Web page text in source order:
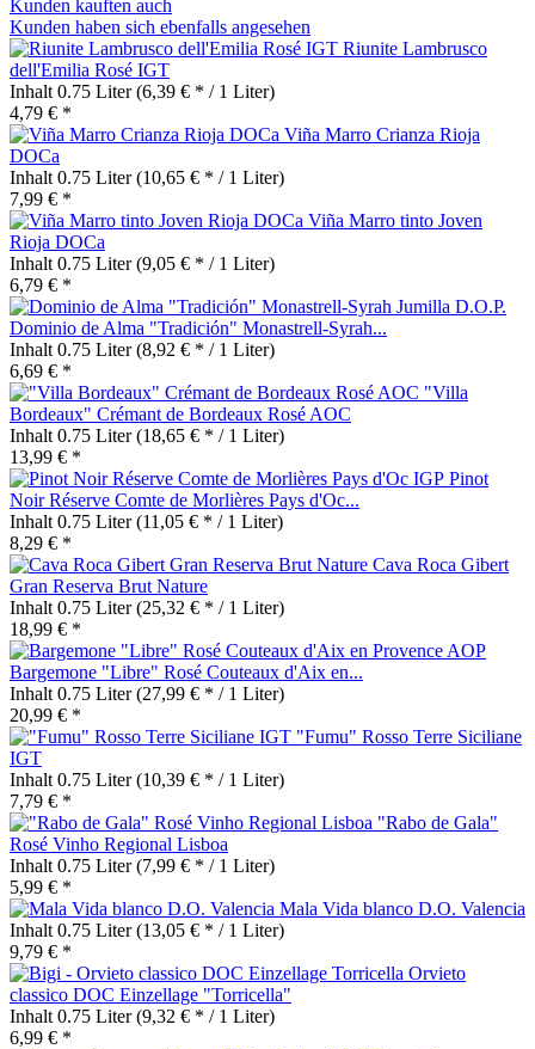
Kunden kauften auch
Kunden haben sich ebenfalls angesehen
Riunite Lambrusco
dell'Emilia Rosé IGT
Inhalt 0.75 Liter(6,39 € * / 1 Liter)
4,79 € *
Viña Marro Crianza Rioja
DOCa
Inhalt 0.75 Liter(10,65 € * / 1 Liter)
7,99 € *
Viña Marro tinto Joven
Rioja DOCa
Inhalt 0.75 Liter(9,05 € * / 1 Liter)
6,79 € *
Dominio de Alma "Tradición" Monastrell-Syrah...
Inhalt 0.75 Liter(8,92 € * / 1 Liter)
6,69 € *
"Villa
Bordeaux" Crémant de Bordeaux Rosé AOC
Inhalt 0.75 Liter(18,65 € * / 1 Liter)
13,99 € *
Pinot
Noir Réserve Comte de Morlières Pays d'Oc...
Inhalt 0.75 Liter(11,05 € * / 1 Liter)
8,29 € *
Cava Roca Gibert
Gran Reserva Brut Nature
Inhalt 0.75 Liter(25,32 € * / 1 Liter)
18,99 € *
Bargemone "Libre" Rosé Couteaux d'Aix en...
Inhalt 0.75 Liter(27,99 € * / 1 Liter)
20,99 € *
"Fumu" Rosso Terre Siciliane
IGT
Inhalt 0.75 Liter(10,39 € * / 1 Liter)
7,79 € *
"Rabo de Gala"
Rosé Vinho Regional Lisboa
Inhalt 0.75 Liter(7,99 € * / 1 Liter)
5,99 € *
Mala Vida blanco D.O. Valencia
Inhalt 0.75 Liter(13,05 € * / 1 Liter)
9,79 € *
Orvieto
classico DOC Einzellage "Torricella"
Inhalt 0.75 Liter(9,32 € * / 1 Liter)
6,99 € *